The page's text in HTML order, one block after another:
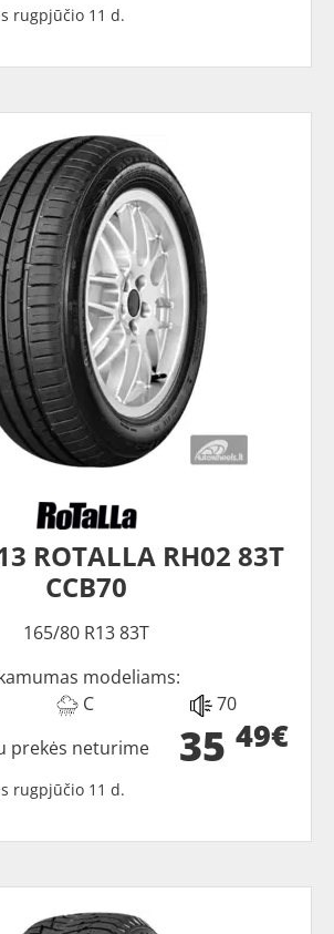
rugpjūčio 11 d.
ROTALLA RH02 83T
CCB70
165/80 R13 83T
modeliams:
C 70
35 49€
prekės neturime
rugpjūčio 11 d.